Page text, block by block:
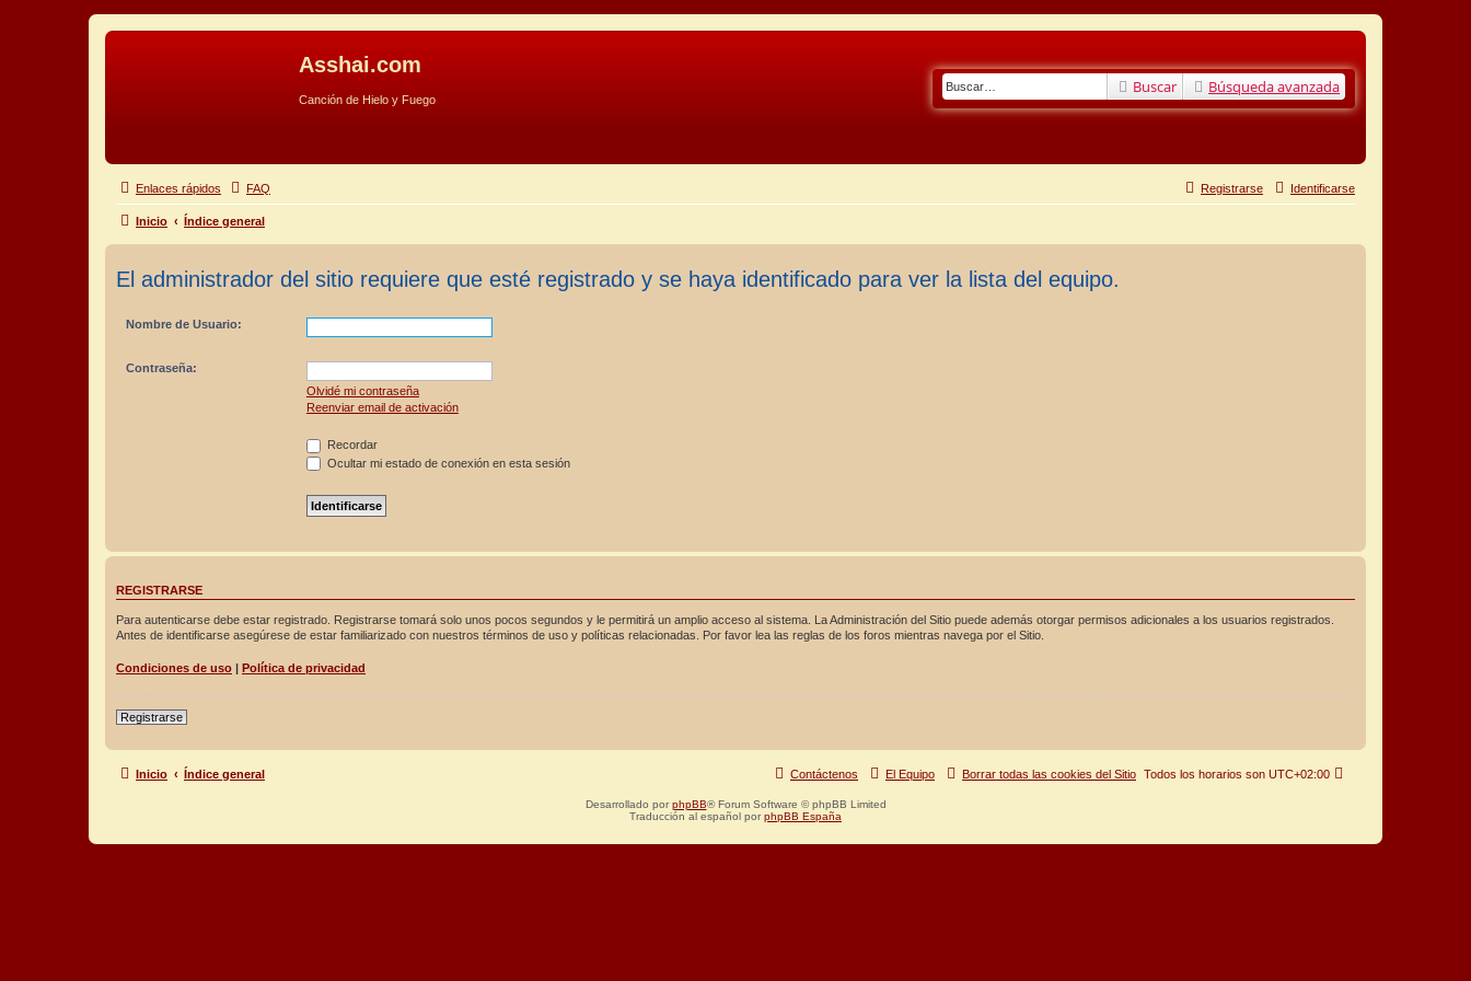
Asshai.com
Canción de Hielo y Fuego
Buscar Búsqueda avanzada
Enlaces rápidos FAQ Identificarse
Registrarse
Inicio Índice general
El administrador del sitio requiere que esté registrado y se haya identificado para ver la lista del equipo.
Nombre de Usuario:
Contraseña:
Olvidé mi contraseña
Reenviar email de activación
Recordar
Ocultar mi estado de conexión en esta sesión
REGISTRARSE
Para autenticarse debe estar registrado. Registrarse tomará solo unos pocos segundos y le permitirá un amplio acceso al sistema. La Administración del Sitio puede además otorgar permisos adicionales a los usuarios registrados.
Antes de identificarse asegúrese de estar familiarizado con nuestros términos de uso y políticas relacionadas. Por favor lea las reglas de los foros mientras navega por el Sitio.
Condiciones de uso Política de privacidad
Registrarse
Inicio Índice general Todos los horarios son UTC+02:00
Borrar todas las cookies del Sitio
El Equipo
Contáctenos
Desarrollado por phpBB® Forum Software © phpBB Limited
Traducción al español por phpBB España